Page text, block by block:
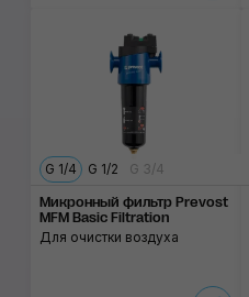
G 1/4 G 1/2 G 3/4
Микронный фильтр Prevost
MFM Basic Filtration
Для очистки воздуха